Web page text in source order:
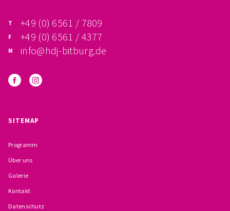
+49 (0) 6561 / 7809
+49 (0) 6561 / 4377
info@hdj-bitburg.de
SITEMAP
Programm
Über uns
Galerie
Kontakt
Datenschutz